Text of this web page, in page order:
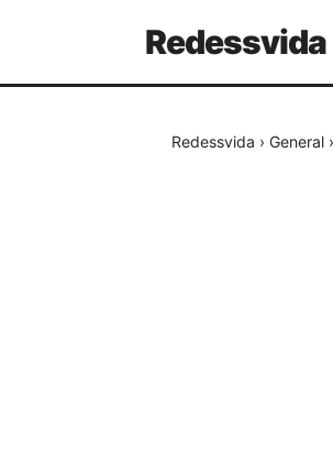
Redessvida
Redessvida › General ›